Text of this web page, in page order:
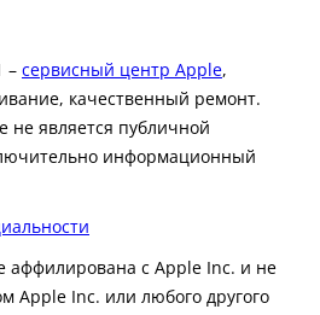
– сервисный центр Apple,
качественный ремонт.
не является публичной
информационный
аффилирована c Apple Inc. и не
Apple Inc. или любого другого